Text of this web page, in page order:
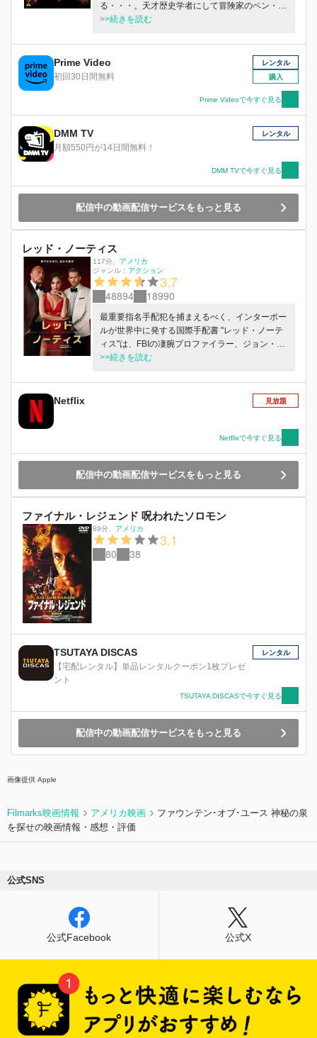
る・・・。天才歴史学者にして冒険家のベン・ゲ
イツ（ニコラス・ケイジ）は、ゲイツ家に代々語
た。そしてついに、謎を解く重要な手がかりが
【アメリカ合衆国独立宣言書】に隠されているこ
とを突き止める。果たして、伝説の《秘宝》の正
体とは何なのか？そこに封印された驚愕の真実と
は？巨大な敵から秘宝を守るため、FBIの追跡を
もかわし、ベン・ゲイツの命をかけたトレジャー
>>続きを読む
Prime Video
初回30日間無料
レンタル
購入
Prime Videoで今すぐ見る
DMM TV
月額550円が14日間無料！
レンタル
DMM TVで今すぐ見る
配信中の動画配信サービスをもっと見る
レッド・ノーティス
117分
アメリカ
ジャンル： アクション
3.7
48894 18990
最重要指名手配犯を捕まえるべく、インターポー
ルが世界中に発する国際手配書 "レッド・ノーテ
ィス"は、FBIの凄腕プロファイラー、ジョン・ハ
ートリー (ドウェイン・ジョンソン) にとっては出
中、はめられたハートリーは、世界中の警察が追
う美術品泥棒”ビショップ” (ガル・ガドット) を捕
組み、大胆不敵な強盗計画に乗り出すことになり
ます。ダンスフロアで、陸の孤島の牢獄で、ジャ
3人は獲物を追って世界を駆け巡ります。オール
スターキャストの脇を固めるのは、リトゥ・アリ
ローソン・マーシャル・サーバー (「セントラ
ル・インテリジェンス」「スカイスクレイパ
ー」)、製作は、Seven Bucks Productionsのハイ
ラム・ガルシア、ドウェイン・ジョンソン、ダニ
す。
>>続きを読む
Netflix 見放題
Netflixで今すぐ見る
配信中の動画配信サービスをもっと見る
ファイナル・レジェンド 呪われたソロモン
89分 アメリカ
3.1
80 38
TSUTAYA DISCAS
【宅配レンタル】単品レンタルクーポン1枚プレゼ
ント
レンタル
TSUTAYA DISCASで今すぐ見る
配信中の動画配信サービスをもっと見る
画像提供 Apple
Filmarks映画情報 アメリカ映画
ファウンテン･オブ･ユース 神秘の泉
を探せの映画情報・感想・評価
公式SNS
公式Facebook 公式X